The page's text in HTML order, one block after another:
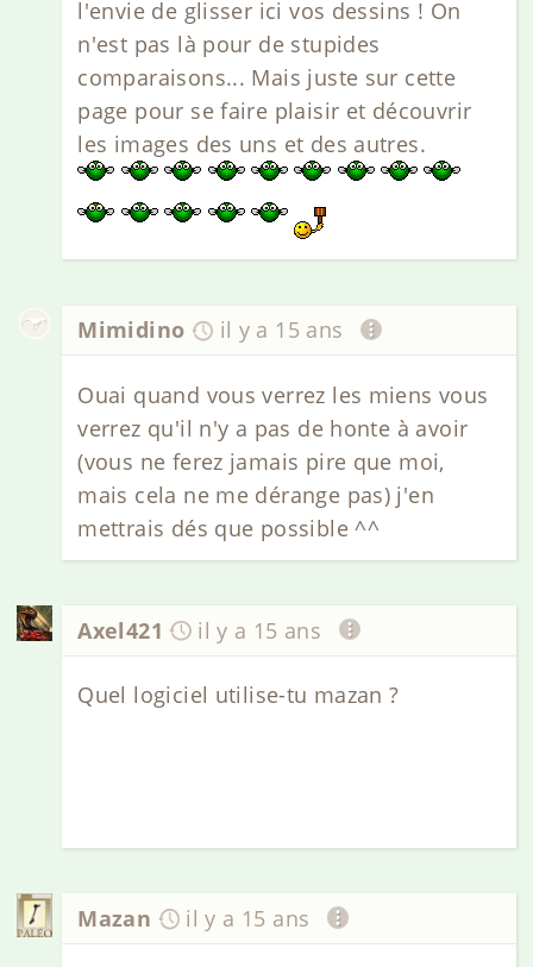
l'envie de glisser ici vos dessins ! On
n'est pas là pour de stupides
comparaisons... Mais juste sur cette
page pour se faire plaisir et découvrir
les images des uns et des autres.
Mimidino il y a 15 ans
Ouai quand vous verrez les miens vous
verrez qu'il n'y a pas de honte à avoir
(vous ne ferez jamais pire que moi,
mais cela ne me dérange pas) j'en
mettrais dés que possible ^^
Axel421 il y a 15 ans
Quel logiciel utilise-tu mazan ?
Mazan il y a 15 ans